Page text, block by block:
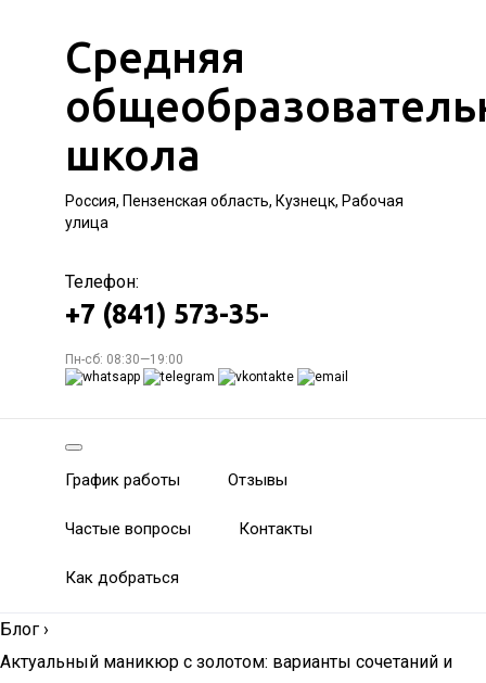
Средняя
школа
Россия, Пензенская область, Кузнецк, Рабочая
улица
Телефон:
+7 (841) 573-35-
Пн-сб: 08:30—19:00
График работы Отзывы
Частые вопросы Контакты
Как добраться
Блог ›
Актуальный маникюр с золотом: варианты сочетаний и